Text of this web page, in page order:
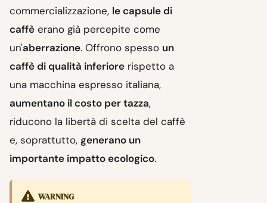
commercializzazione, le capsule di
caffè erano già percepite come
un'aberrazione. Offrono spesso un
caffè di qualità inferiore rispetto a
una macchina espresso italiana,
aumentano il costo per tazza,
riducono la libertà di scelta del caffè
e, soprattutto, generano un
importante impatto ecologico.
WARNING